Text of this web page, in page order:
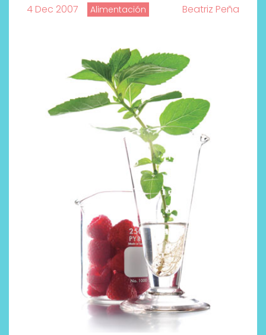
4 Dec 2007 Alimentación Beatriz Peña